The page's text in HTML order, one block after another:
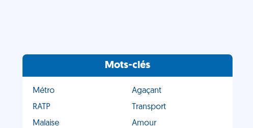
Mots-clés
Métro
Agaçant
RATP
Transport
Malaise
Amour